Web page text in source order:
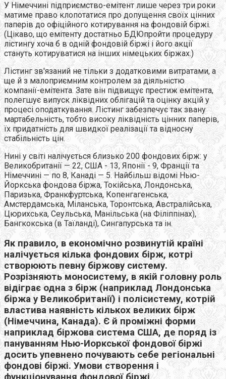
У Німеччині підприємство-емітент лише через три роки
матиме право клопотатися про допущення своїх цінних
паперів до офіційного котирування на фондовій біржі.
(Цікаво, що емітенту достатньо БДЮпройти процедуру
лістингу хоча б в одній фондовій біржі і його акції
стануть котируватися на інших німецьких біржах.)
Лістинг зв'язаний не тільки з додатковими витратами, а
ще й з малоприємним контролем за діяльністю
компанії-емітента. Зате він підвищує престиж емітента,
полегшує випуск ліквідних облігацій та оцінку акцій у
процесі оподаткування. Лістинг забезпечує так звану
мартабельність, тобто високу ліквідність цінних паперів,
їх придатність для швидкої реалізації та відносну
стабільність цін.
Нині у світі налічується близько 200 фондових бірж: у
Великобританії — 22, США - 13, Японії - 9, Франції та
Німеччині — по 8, Канаді — 5. Найбільш відомі Нью-
Йоркська фондова біржа, Токійська, Лондонська,
Паризька, Франкфуртська, Копенгагенська,
Амстердамська, Міланська, Торонтська, Австралійська,
Цюрихська, Сеульська, Манільська (на Філіппінах),
Бангкокська (в Таїланді), Сингапурська та ін.
Як правило, в економічно розвинутій країні
налічується кілька фондових бірж, котрі
створюють певну біржову систему.
Розрізняють моносистему, в якій головну роль
відіграє одна з бірж (наприклад Лондонська
біржа у Великобританії) і полісистему, котрій
властива наявність кількох великих бірж
(Німеччина, Канада). Є й проміжні форми
наприклад біржова система США, де поряд із
пануванням Нью-Иоркської фондової біржі
досить упевнено почувають себе регіональні
фондові біржі. Умови створення і